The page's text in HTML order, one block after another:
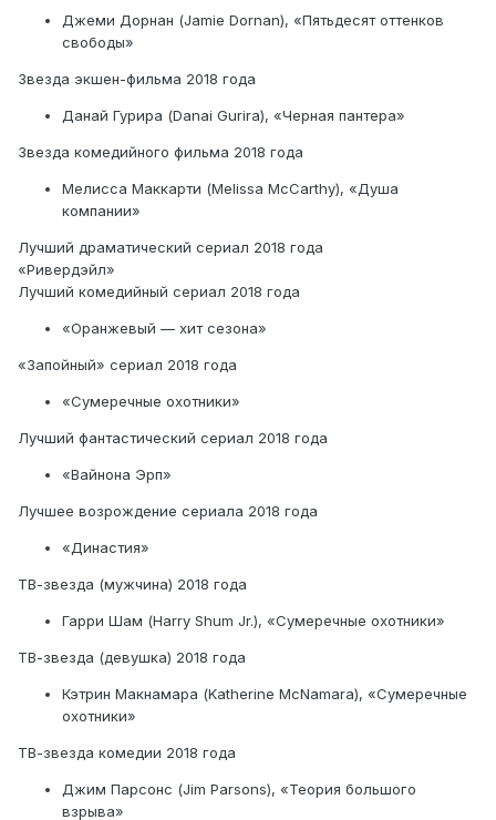
Джеми Дорнан (Jamie Dornan), «Пятьдесят оттенков
свободы»
Звезда экшен-фильма 2018 года
Данай Гурира (Danai Gurira), «Черная пантера»
Звезда комедийного фильма 2018 года
Мелисса Маккарти (Melissa McCarthy), «Душа
компании»
Лучший драматический сериал 2018 года
«Ривердэйл»
Лучший комедийный сериал 2018 года
«Оранжевый — хит сезона»
«Запойный» сериал 2018 года
«Сумеречные охотники»
Лучший фантастический сериал 2018 года
«Вайнона Эрп»
Лучшее возрождение сериала 2018 года
«Династия»
ТВ-звезда (мужчина) 2018 года
Гарри Шам (Harry Shum Jr.), «Сумеречные охотники»
ТВ-звезда (девушка) 2018 года
Кэтрин Макнамара (Katherine McNamara), «Сумеречные
охотники»
ТВ-звезда комедии 2018 года
Джим Парсонс (Jim Parsons), «Теория большого
взрыва»